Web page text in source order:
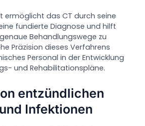
ermöglicht das CT durch seine
fundierte Diagnose und hilft
Behandlungswege zu
Präzision dieses Verfahrens
Personal in der Entwicklung
und Rehabilitationspläne.
entzündlichen
Infektionen